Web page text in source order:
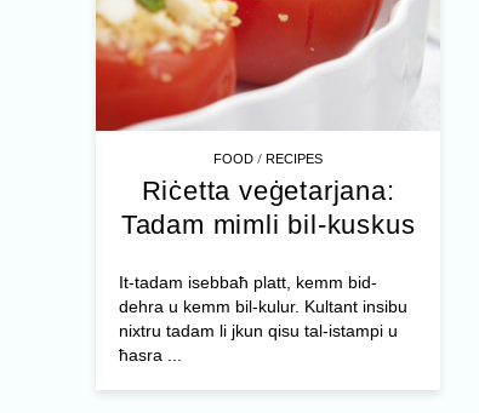
FOOD /RECIPES
Riċetta veġetarjana:
Tadam mimli bil-kuskus
It-tadam isebbaħ platt, kemm bid-
dehra u kemm bil-kulur. Kultant insibu
nixtru tadam li jkun qisu tal-istampi u
ħasra ...